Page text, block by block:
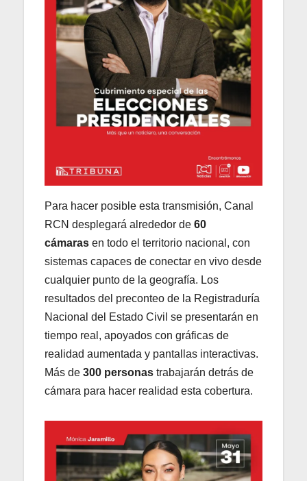
Para hacer posible esta transmisión, Canal
RCN desplegará alrededor de 60
cámaras en todo el territorio nacional, con
sistemas capaces de conectar en vivo desde
cualquier punto de la geografía. Los
resultados del preconteo de la Registraduría
Nacional del Estado Civil se presentarán en
tiempo real, apoyados con gráficas de
realidad aumentada y pantallas interactivas.
Más de 300 personas trabajarán detrás de
cámara para hacer realidad esta cobertura.